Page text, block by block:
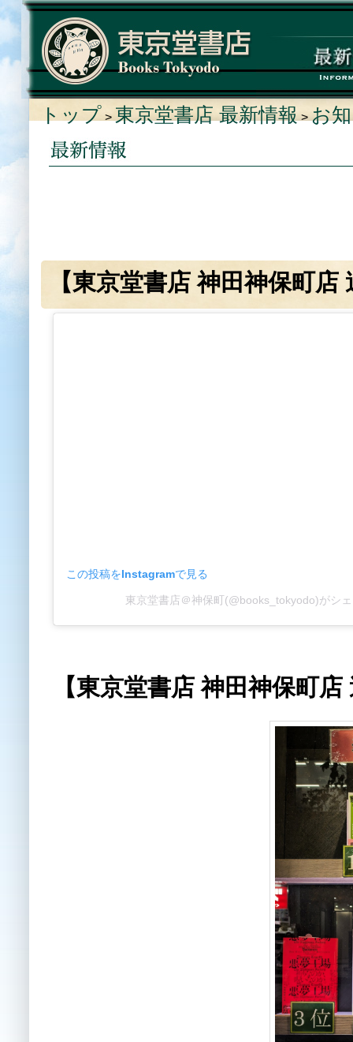
トップ > 東京堂書店 最新情報 > お
【東京堂書店 神田神保町
この投稿をInstagramで見る
東京堂書店＠神保町(@books_tokyodo)がシ
【東京堂書店 神田神保町